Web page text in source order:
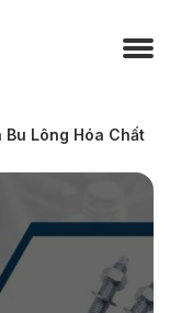
Bu Lông Hóa Chất